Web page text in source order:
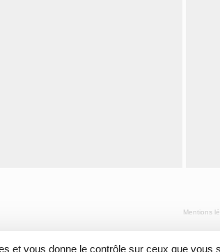
Mentions
et vous donne le contrôle sur ceux que vous